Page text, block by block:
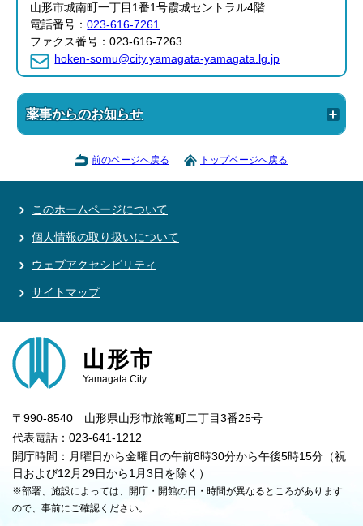
山形市城南町一丁目1番1号霞城セントラル4階
電話番号：023-616-7261
ファクス番号：023-616-7263
hoken-somu@city.yamagata-yamagata.lg.jp
薬事からのお知らせ
前のページへ戻る トップページへ戻る
このホームページについて
個人情報の取り扱いについて
ウェブアクセシビリティ
サイトマップ
山形市
Yamagata City
〒990-8540 山形県山形市旅篭町二丁目3番25号
代表電話：023-641-1212
開庁時間：月曜日から金曜日の午前8時30分から午後5時15分（祝
日および12月29日から1月3日を除く）
※部署、施設によっては、開庁・開館の日・時間が異なるところがあります
ので、事前にご確認ください。